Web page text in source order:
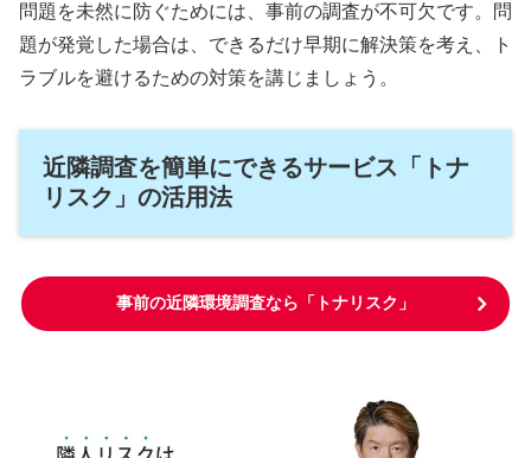
問題を未然に防ぐためには、事前の調査が不可欠です。問
題が発覚した場合は、できるだけ早期に解決策を考え、ト
ラブルを避けるための対策を講じましょう。
近隣調査を簡単にできるサービス「トナ
リスク」の活用法
事前の近隣環境調査なら「トナリスク」